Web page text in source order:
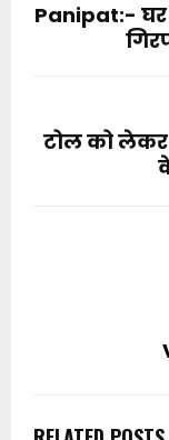
Panipat:- घर
टोल को